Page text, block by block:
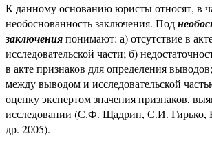
К данному основанию юристы относят, в
необоснованность заключения. Под
заключенияпонимают: а) отсутствие в
исследовательской части; б)
в акте признаков для определения
между выводом и исследовательской
оценку экспертом значения признаков,
исследовании (С.Ф. Щадрин, С.И. Гирько,
др. 2005).